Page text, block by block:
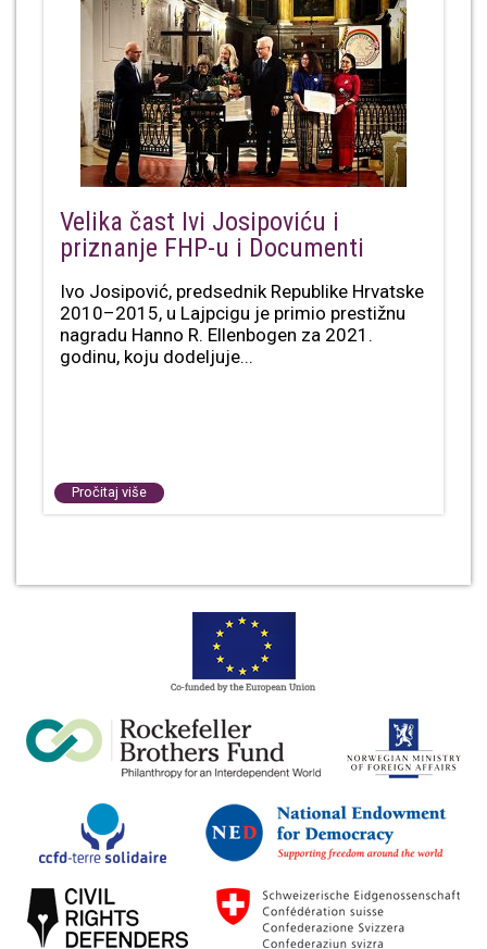
Velika čast Ivi Josipoviću i
priznanje FHP-u i Documenti
Ivo Josipović, predsednik Republike Hrvatske
2010–2015, u Lajpcigu je primio prestižnu
nagradu Hanno R. Ellenbogen za 2021.
godinu, koju dodeljuje...
Pročitaj više